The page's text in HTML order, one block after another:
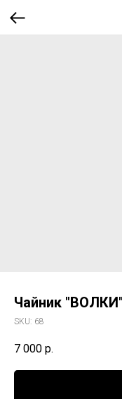
Чайник "ВОЛКИ"
SKU: 68
7 000 р.